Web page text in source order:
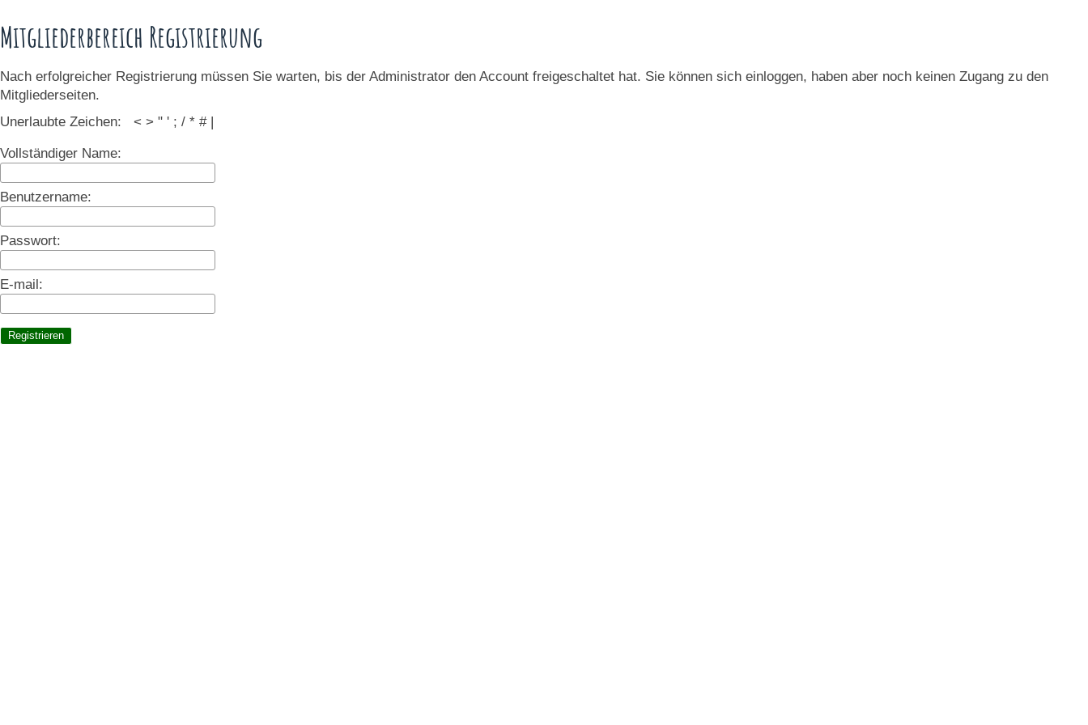
Mitgliederbereich Registrierung
Nach erfolgreicher Registrierung müssen Sie warten, bis der Administrator den Account freigeschaltet hat. Sie können sich einloggen, haben aber noch keinen Zugang zu den
Mitgliederseiten.
Unerlaubte Zeichen: < > " ' ; / * # |
Vollständiger Name:
Benutzername:
Passwort:
E-mail: